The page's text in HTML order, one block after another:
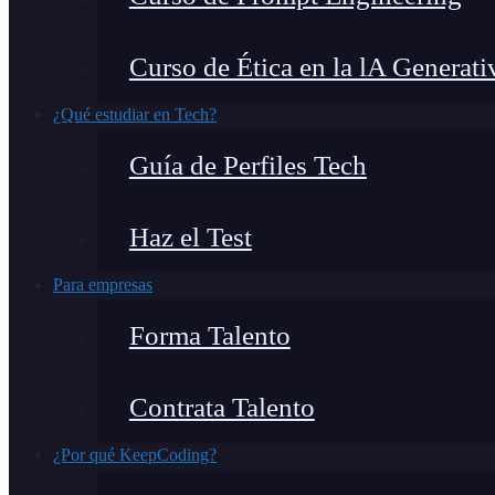
Curso de Ética en la lA
¿Qué estudiar en Tech?
Guía de Perfiles Tech
Haz el Test
Para empresas
Forma Talento
Contrata Talento
¿Por qué KeepCoding?